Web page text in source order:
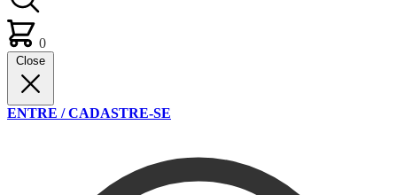
0
Close
ENTRE / CADASTRE-SE